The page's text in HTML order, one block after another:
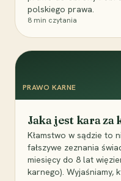
polskiego prawa.
8 min czytania
PRAWO KARNE
Jaka jest kara za
Kłamstwo w sądzie to
fałszywe zeznania
miesięcy do 8 lat
karnego). Wyjaśniamy,